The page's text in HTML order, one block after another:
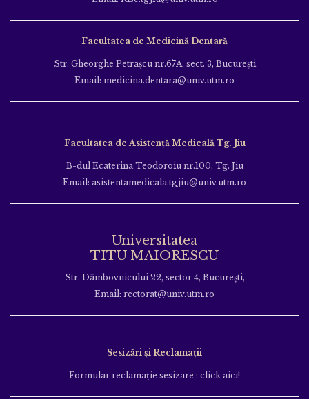
Facultatea de Medicină Dentară
Str. Gheorghe Petraşcu nr.67A, sect. 3, Bucureşti
Email: medicina.dentara@univ.utm.ro
Facultatea de Asistență Medicală Tg. Jiu
B-dul Ecaterina Teodoroiu nr.100, Tg. Jiu
Email: asistentamedicala.tgjiu@univ.utm.ro
Universitatea
TITU MAIORESCU
Str. Dâmbovnicului 22, sector 4, București,
Email: rectorat@univ.utm.ro
Sesizări și Reclamații
Formular reclamație sesizare : click aici!